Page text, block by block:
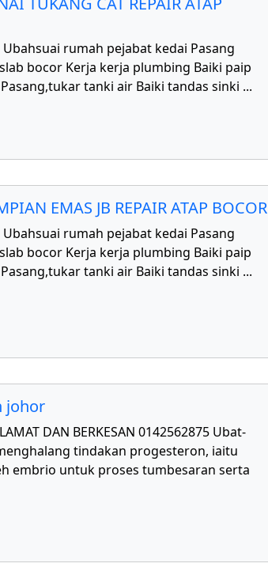
rumah pejabat kedai Pasang
bocor Kerja kerja plumbing Baiki paip
tanki air Baiki tandas sinki ...
EMAS JB REPAIR ATAP BOCOR
rumah pejabat kedai Pasang
bocor Kerja kerja plumbing Baiki paip
tanki air Baiki tandas sinki ...
johor
DAN BERKESAN 0142562875 Ubat-
tindakan progesteron, iaitu
embrio untuk proses tumbesaran serta